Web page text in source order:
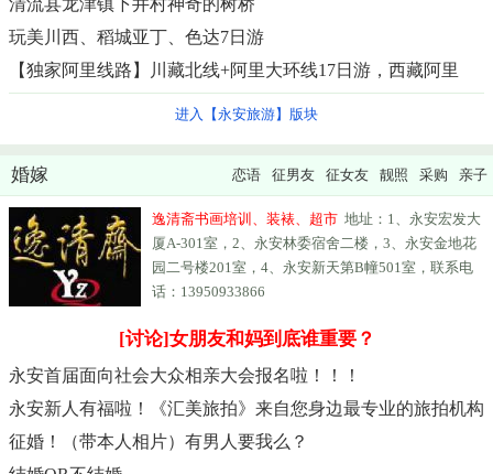
清流县龙津镇下井村神奇的树桥
玩美川西、稻城亚丁、色达7日游
【独家阿里线路】川藏北线+阿里大环线17日游，西藏阿里
进入【永安旅游】版块
婚嫁 恋语 征男友 征女友 靓照 采购 亲子
逸清斋书画培训、装裱、超市 地址：1、永安宏发大
厦A-301室，2、永安林委宿舍二楼，3、永安金地花
园二号楼201室，4、永安新天第B幢501室，联系电
话：13950933866
[讨论]女朋友和妈到底谁重要？
永安首届面向社会大众相亲大会报名啦！！！
永安新人有福啦！《汇美旅拍》来自您身边最专业的旅拍机构
征婚！（带本人相片）有男人要我么？